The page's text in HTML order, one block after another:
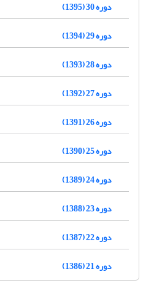
دوره 30 (1395)
دوره 29 (1394)
دوره 28 (1393)
دوره 27 (1392)
دوره 26 (1391)
دوره 25 (1390)
دوره 24 (1389)
دوره 23 (1388)
دوره 22 (1387)
دوره 21 (1386)